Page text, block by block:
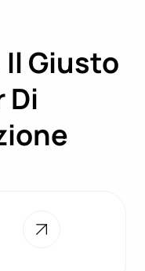
Giusto
Di